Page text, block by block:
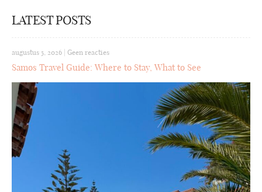
LATEST POSTS
augustus 5, 2026 Geen reacties
Samos Travel Guide: Where to Stay, What to See